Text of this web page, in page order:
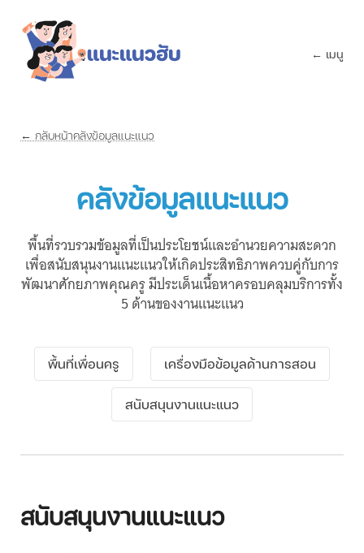
← เมนู
← กลับหน้าคลังข้อมูลแนะแนว
คลังข้อมูลแนะแนว
พื้นที่รวบรวมข้อมูลที่เป็นประโยชน์และอำนวยความสะดวก
เพื่อสนับสนุนงานแนะแนวให้เกิดประสิทธิภาพควบคู่กับการ
พัฒนาศักยภาพคุณครู มีประเด็นเนื้อหาครอบคลุมบริการทั้ง
5 ด้านของงานแนะแนว
พื้นที่เพื่อนครู เครื่องมือข้อมูลด้านการสอน
สนับสนุนงานแนะแนว
สนับสนุนงานแนะแนว